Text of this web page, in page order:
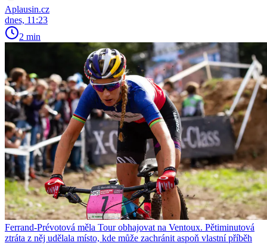
Aplausin.cz
dnes, 11:23
2 min
Ferrand-Prévotová měla Tour obhajovat na Ventoux. Pětiminutová
ztráta z něj udělala místo, kde může zachránit aspoň vlastní příběh